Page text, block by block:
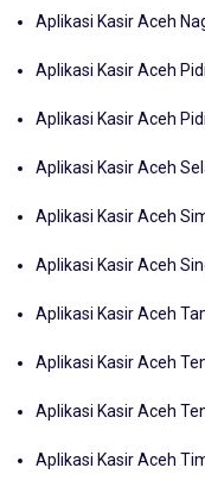
Aplikasi Kasir Aceh
Aplikasi Kasir Aceh
Aplikasi Kasir Aceh
Aplikasi Kasir Aceh
Aplikasi Kasir Aceh
Aplikasi Kasir Aceh
Aplikasi Kasir Aceh
Aplikasi Kasir Aceh
Aplikasi Kasir Aceh
Aplikasi Kasir Aceh